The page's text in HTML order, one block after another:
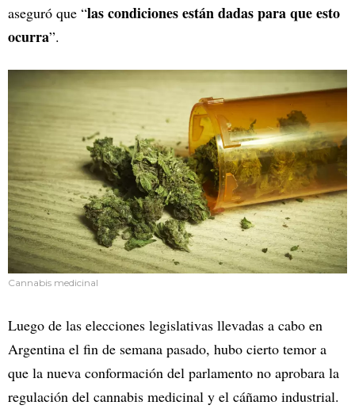
aseguró que “las condiciones están dadas para que esto
ocurra”.
Cannabis medicinal
Luego de las elecciones legislativas llevadas a cabo en
Argentina el fin de semana pasado, hubo cierto temor a
que la nueva conformación del parlamento no aprobara la
regulación del cannabis medicinal y el cáñamo industrial.